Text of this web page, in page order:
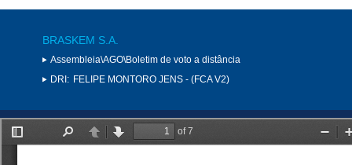
BRASKEM S.A.
Assembleia\AGO\Boletim de voto a distância
DRI: FELIPE MONTORO JENS - (FCA V2)